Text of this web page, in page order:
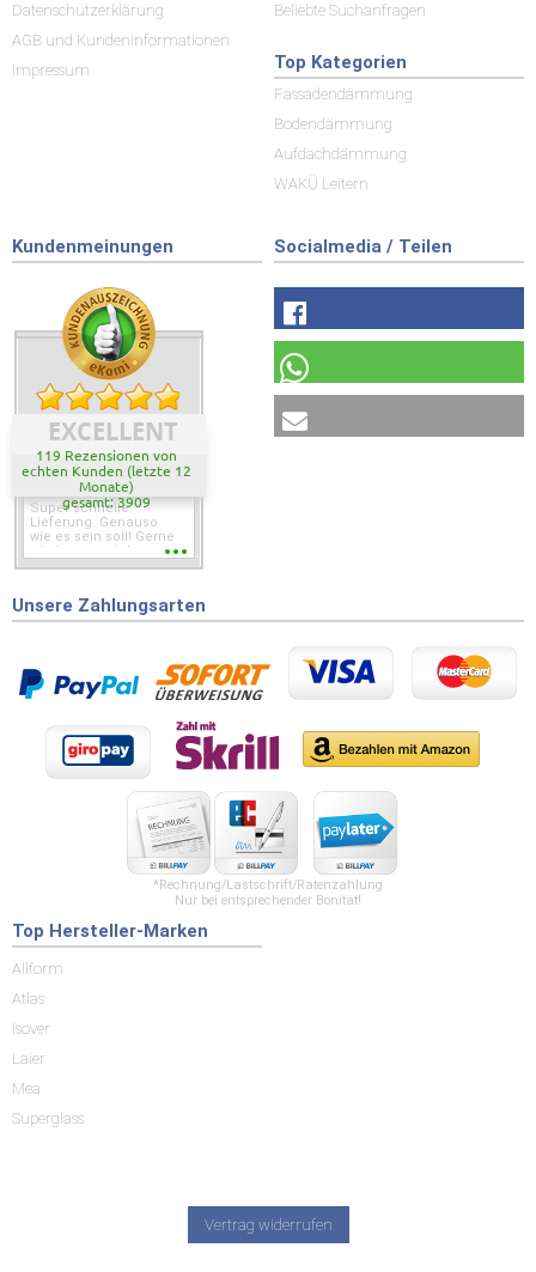
Datenschutzerklärung
AGB und Kundeninformationen
Impressum
Beliebte Suchanfragen
Top Kategorien
Fassadendämmung
Bodendämmung
Aufdachdämmung
WAKÜ Leitern
Kundenmeinungen
EXCELLENT
119 Rezensionen von
echten Kunden (letzte 12
Monate)
gesamt: 3909
Super schnelle
Lieferung. Genauso
wie es sein soll! Gerne
wieder wenn ich was
Socialmedia / Teilen
Unsere Zahlungsarten
*Rechnung/Lastschrift/Ratenzahlung
Nur bei entsprechender Bonität!
Top Hersteller-Marken
Allform
Atlas
Isover
Laier
Mea
Superglass
Vertrag widerrufen